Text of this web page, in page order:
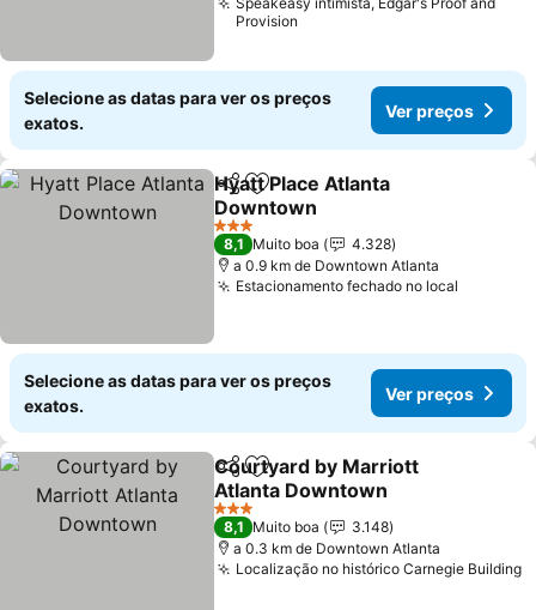
Provision
Selecione as datas para ver os preços
exatos.
Ver preços
PartilharAdicionar aos favoritos
Hyatt Place Atlanta
Downtown
Ver preços
3 Estrelas
8,1 Muito boa
4.328
a 0.9 km de Downtown Atlanta
Estacionamento fechado no local
Selecione as datas para ver os preços
exatos.
Ver preços
PartilharAdicionar aos favoritos
Courtyard by Marriott
Atlanta Downtown
Ver preços
3 Estrelas
8,1 Muito boa
3.148
a 0.3 km de Downtown Atlanta
Localização no histórico Carnegie Building